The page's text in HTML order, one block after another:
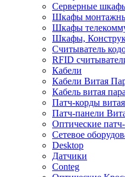
Серверные
Шкафы
Шкафы
Шкафы,
Считыватель
RFID
Кабели
Кабели Витая
Кабель витая
Патч-корды
Патч-панели
Оптические
Сетевое
Desktop
Датчики
Conteg